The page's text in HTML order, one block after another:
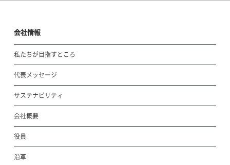
会社情報
私たちが目指すところ
代表メッセージ
サステナビリティ
会社概要
役員
沿革